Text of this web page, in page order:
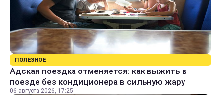
ПОЛЕЗНОЕ
Адская поездка отменяется: как выжить в
поезде без кондиционера в сильную жару
06 августа 2026, 17:25